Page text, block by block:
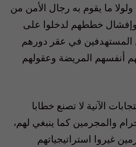
ولولا ما يقوم به رجال الأمن من
وإفشال خططهم لدخلوا على
المستهدفين في عقر دورهم
أنفسهم المريضة وعقولهم
الآنية لا تصنع خطابا
والمجرمين كما ينبغي لهم،
غيروا استراتيجياتهم